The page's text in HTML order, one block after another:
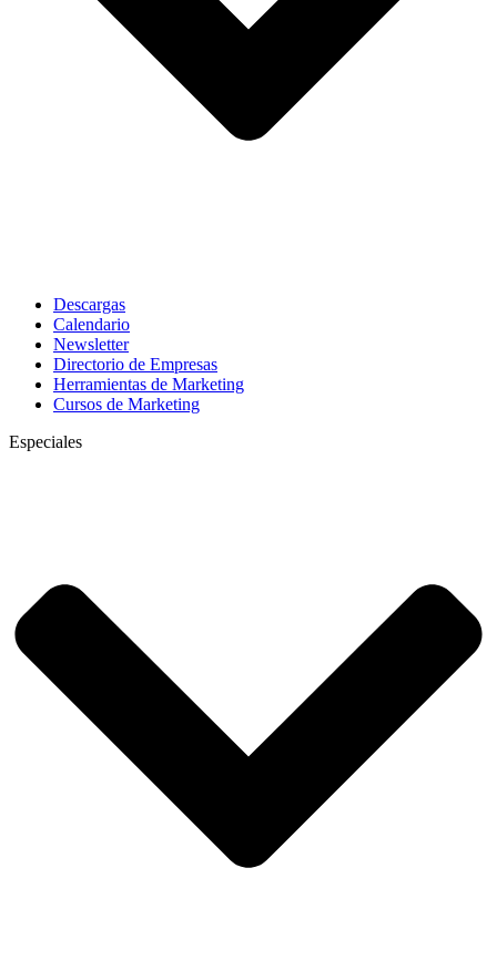
Descargas
Calendario
Newsletter
Directorio de Empresas
Herramientas de Marketing
Cursos de Marketing
Especiales